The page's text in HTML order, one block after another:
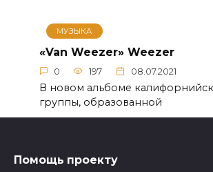
МУЗЫКА
«Van Weezer» Weezer
0 197 08.07.2021
В новом альбоме
группы, образованной
Помощь проекту